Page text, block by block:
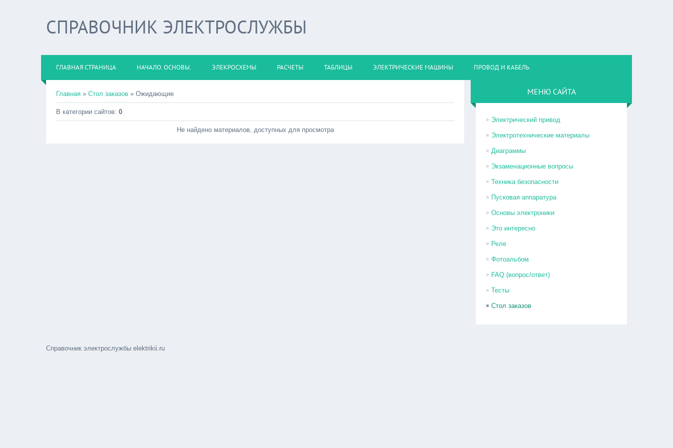
СПРАВОЧНИК ЭЛЕКТРОСЛУЖБЫ
ГЛАВНАЯ СТРАНИЦА НАЧАЛО. ОСНОВЫ. ЭЛЕКРОСХЕМЫ РАСЧЕТЫ ТАБЛИЦЫ ЭЛЕКТРИЧЕСКИЕ МАШИНЫ ПРОВОД И КАБЕЛЬ
Главная » Стол заказов » Ожидающие
В категории сайтов: 0
Не найдено материалов, доступных для просмотра
МЕНЮ САЙТА
Электрический привод
Электротехнические материалы
Диаграммы
Экзаменационные вопросы
Техника безопасности
Пусковая аппаратура
Основы электроники
Это интересно
Реле
Фотоальбом
FAQ (вопрос/ответ)
Тесты
Стол заказов
Справочник электрослужбы elektrikii.ru